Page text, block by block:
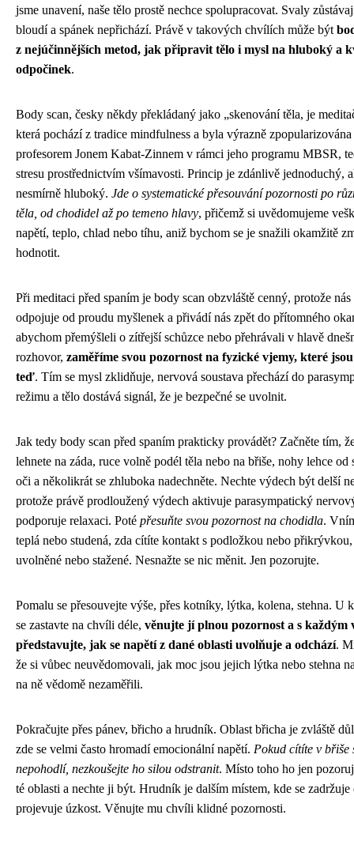
jsme unavení, naše tělo prostě nechce spolupracovat. Svaly
bloudí a spánek nepřichází. Právě v takových chvílích může být
z nejúčinnějších metod, jak připravit tělo i mysl na hluboký a
odpočinek.
Body scan, česky někdy překládaný jako „skenování těla, je
která pochází z tradice mindfulness a byla výrazně
profesorem Jonem Kabat-Zinnem v rámci jeho programu MBSR,
stresu prostřednictvím všímavosti. Princip je zdánlivě jednoduchý,
nesmírně hluboký. Jde o systematické přesouvání pozornosti po
těla, od chodidel až po temeno hlavy, přičemž si uvědomujeme
napětí, teplo, chlad nebo tíhu, aniž bychom se je snažili okamžitě
hodnotit.
Při meditaci před spaním je body scan obzvláště cenný, protože
odpojuje od proudu myšlenek a přivádí nás zpět do přítomného
abychom přemýšleli o zítřejší schůzce nebo přehrávali v hlavě
rozhovor, zaměříme svou pozornost na fyzické vjemy, které
teď. Tím se mysl zklidňuje, nervová soustava přechází do
režimu a tělo dostává signál, že je bezpečné se uvolnit.
Jak tedy body scan před spaním prakticky provádět? Začněte tím,
lehnete na záda, ruce volně podél těla nebo na břiše, nohy lehce od
oči a několikrát se zhluboka nadechněte. Nechte výdech být delší
protože právě prodloužený výdech aktivuje parasympatický
podporuje relaxaci. Poté přesuňte svou pozornost na chodidla.
teplá nebo studená, zda cítíte kontakt s podložkou nebo
uvolněné nebo stažené. Nesnažte se nic měnit. Jen pozorujte.
Pomalu se přesouvejte výše, přes kotníky, lýtka, kolena, stehna. U
se zastavte na chvíli déle, věnujte jí plnou pozornost a s každým
představujte, jak se napětí z dané oblasti uvolňuje a odchází.
že si vůbec neuvědomovali, jak moc jsou jejich lýtka nebo stehna
na ně vědomě nezaměřili.
Pokračujte přes pánev, břicho a hrudník. Oblast břicha je zvláště
zde se velmi často hromadí emocionální napětí. Pokud cítíte v břiše
nepohodlí, nezkoušejte ho silou odstranit. Místo toho ho jen
té oblasti a nechte ji být. Hrudník je dalším místem, kde se zadržuje
projevuje úzkost. Věnujte mu chvíli klidné pozornosti.